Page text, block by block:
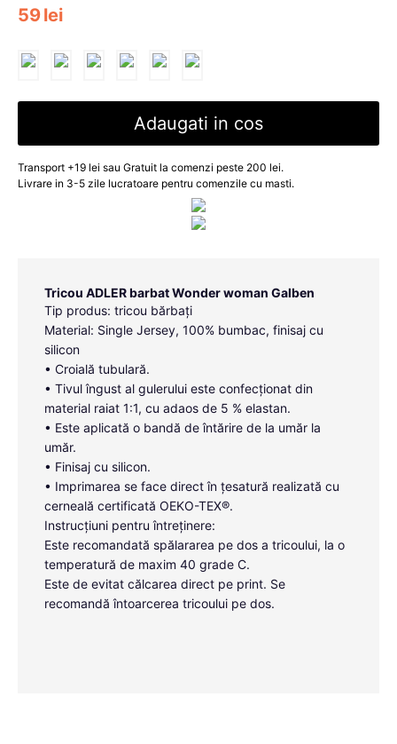
59lei
Adaugati in cos
Transport +19 lei sau Gratuit la comenzi peste 200 lei.
Livrare in 3-5 zile lucratoare pentru comenzile cu masti.
Tricou ADLER barbat Wonder woman Galben
Tip produs: tricou bărbați
Material: Single Jersey, 100% bumbac, finisaj cu
silicon
• Croială tubulară.
• Tivul îngust al gulerului este confecționat din
material raiat 1:1, cu adaos de 5 % elastan.
• Este aplicată o bandă de întărire de la umăr la
umăr.
• Finisaj cu silicon.
• Imprimarea se face direct în țesatură realizată cu
cerneală certificată OEKO-TEX®.
Instrucțiuni pentru întreținere:
Este recomandată spălararea pe dos a tricoului, la o
temperatură de maxim 40 grade C.
Este de evitat călcarea direct pe print. Se
recomandă întoarcerea tricoului pe dos.